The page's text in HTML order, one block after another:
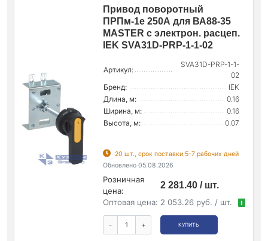
Привод поворотный
ПРПм-1е 250А для ВА88-35
MASTER с электрон. расцеп.
IEK SVA31D-PRP-1-1-02
Артикул:
SVA31D-PRP-1-1-
02
Бренд:
IEK
Длина, м:
0.16
Ширина, м:
0.16
Высота, м:
0.07
20 шт., срок поставки 5-7 рабочих дней
Обновлено 05.08.2026
Розничная
цена:
2 281.40 / шт.
Оптовая цена: 2 053.26 руб. / шт. !
- + КУПИТЬ